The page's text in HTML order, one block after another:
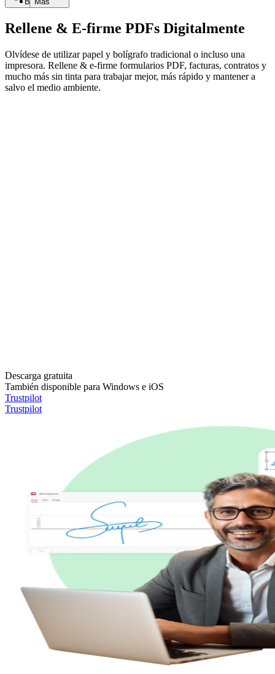
Rellene & E-firme PDFs Digitalmente
Olvídese de utilizar papel y bolígrafo tradicional o incluso una
impresora. Rellene & e-firme formularios PDF, facturas, contratos y
mucho más sin tinta para trabajar mejor, más rápido y mantener a
salvo el medio ambiente.
Descarga gratuita
También disponible para Windows e iOS
Trustpilot
Trustpilot